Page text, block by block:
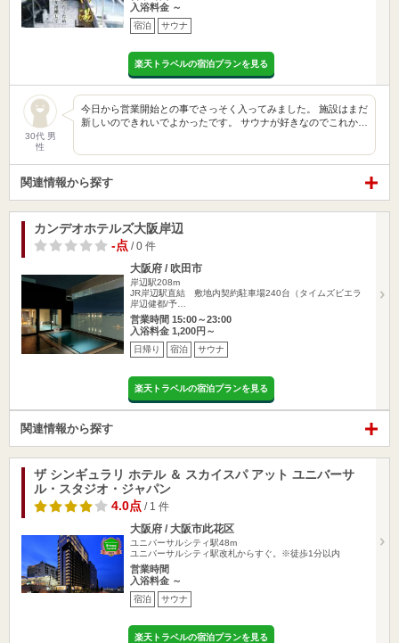
入浴料金 ～
宿泊 サウナ
楽天トラベルの宿泊プランを見る
30代 男
性
今日から営業開始との事でさっそく入ってみました。 施設はまだ
新しいのできれいでよかったです。 サウナが好きなのでこれか…
関連情報から探す
カンデオホテルズ大阪岸辺
-点 / 0 件
大阪府 / 吹田市
岸辺駅208m
JR岸辺駅直結 敷地内契約駐車場240台（タイムズビエラ
岸辺健都/予…
営業時間 15:00～23:00
入浴料金 1,200円～
日帰り 宿泊 サウナ
楽天トラベルの宿泊プランを見る
関連情報から探す
ザ シンギュラリ ホテル ＆ スカイスパ アット ユニバーサ
ル・スタジオ・ジャパン
4.0点 / 1 件
大阪府 / 大阪市此花区
ユニバーサルシティ駅48m
ユニバーサルシティ駅改札からすぐ。※徒歩1分以内
営業時間
入浴料金 ～
宿泊 サウナ
楽天トラベルの宿泊プランを見る